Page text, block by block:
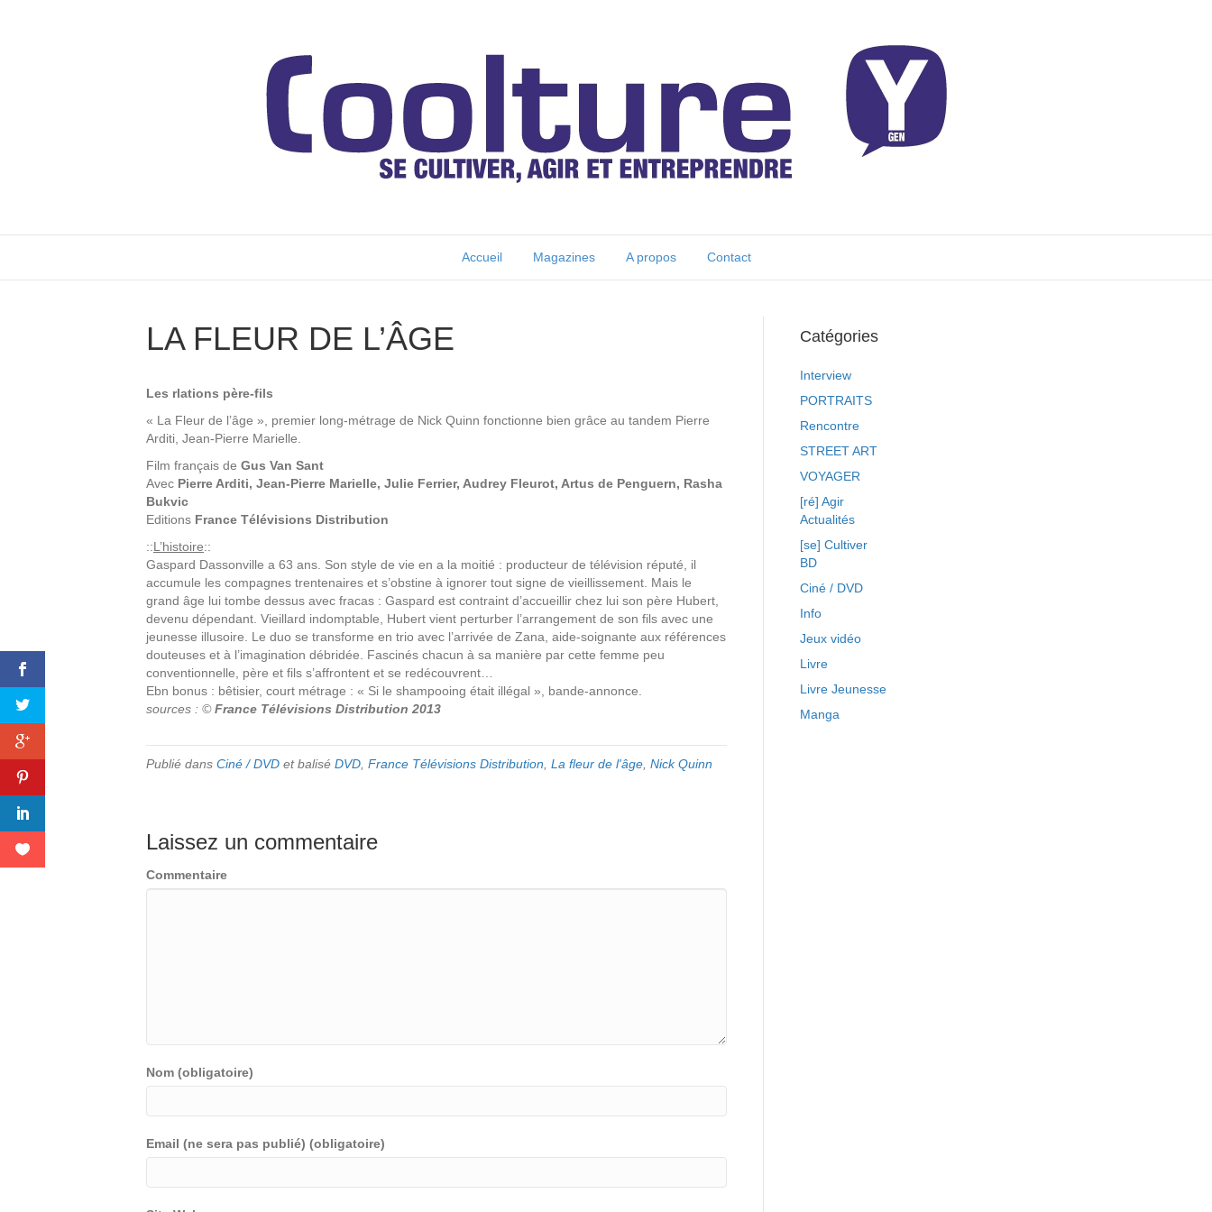
Accueil Magazines A propos Contact
LA FLEUR DE L’ÂGE
Les rlations père-fils
« La Fleur de l’âge », premier long-métrage de Nick Quinn fonctionne bien grâce au tandem Pierre
Arditi, Jean-Pierre Marielle.
Film français de Gus Van Sant
Avec Pierre Arditi, Jean-Pierre Marielle, Julie Ferrier, Audrey Fleurot, Artus de Penguern, Rasha
Bukvic
Editions France Télévisions Distribution
::L’histoire::
Gaspard Dassonville a 63 ans. Son style de vie en a la moitié : producteur de télévision réputé, il
accumule les compagnes trentenaires et s’obstine à ignorer tout signe de vieillissement. Mais le
grand âge lui tombe dessus avec fracas : Gaspard est contraint d’accueillir chez lui son père Hubert,
devenu dépendant. Vieillard indomptable, Hubert vient perturber l’arrangement de son fils avec une
jeunesse illusoire. Le duo se transforme en trio avec l’arrivée de Zana, aide-soignante aux références
douteuses et à l’imagination débridée. Fascinés chacun à sa manière par cette femme peu
conventionnelle, père et fils s’affrontent et se redécouvrent…
Ebn bonus : bêtisier, court métrage : « Si le shampooing était illégal », bande-annonce.
sources : ©France Télévisions Distribution 2013
Publié dans Ciné / DVD et balisé DVD France Télévisions Distribution La fleur de l'âge Nick Quinn
Laissez un commentaire
Commentaire
Nom (obligatoire)
Email (ne sera pas publié) (obligatoire)
Catégories
Interview
PORTRAITS
Rencontre
STREET ART
VOYAGER
[ré] Agir
Actualités
[se] Cultiver
BD
Ciné / DVD
Info
Jeux vidéo
Livre
Livre Jeunesse
Manga